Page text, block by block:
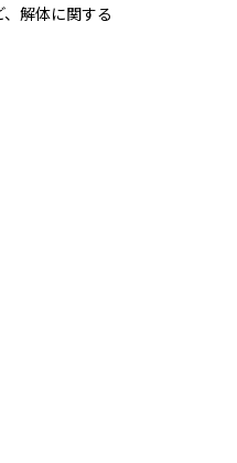
解体に関する